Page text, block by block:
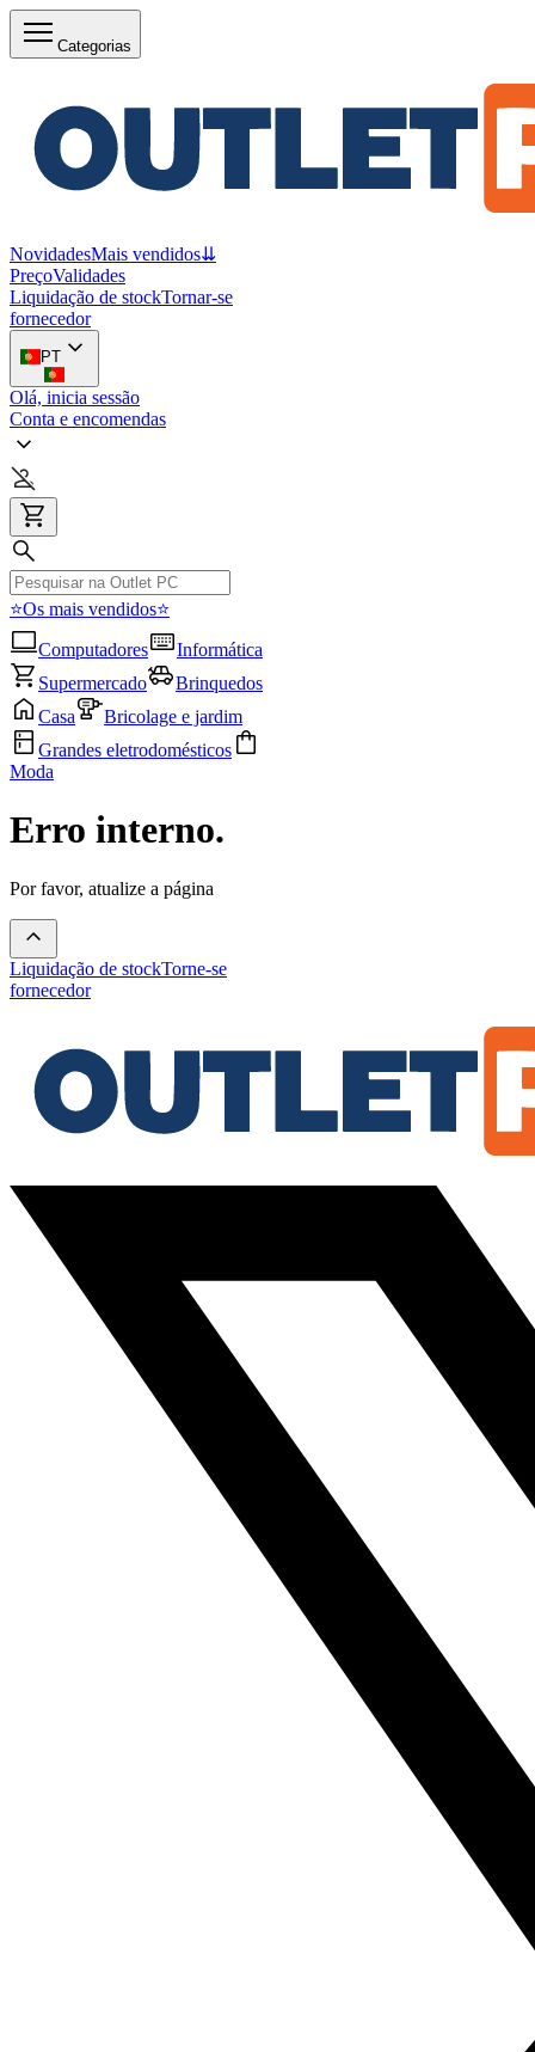
Categorias
NovidadesMais vendidos⇊
PreçoValidades
Liquidação de stockTornar-se
fornecedor
PT
Olá, inicia sessão
Conta e encomendas
⭐Os mais vendidos⭐
Computadores
Informática
Supermercado
Brinquedos
Casa
Bricolage e jardim
Grandes eletrodomésticos
Moda
Erro interno.
Por favor, atualize a página
Liquidação de stockTorne-se
fornecedor